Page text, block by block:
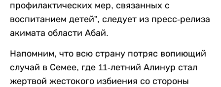
профилактических мер, связанных с
воспитанием детей”, следует из пресс-релиза
акимата области Абай.
Напомним, что всю страну потряс вопиющий
случай в Семее, где 11-летний Алинур стал
жертвой жестокого избиения со стороны